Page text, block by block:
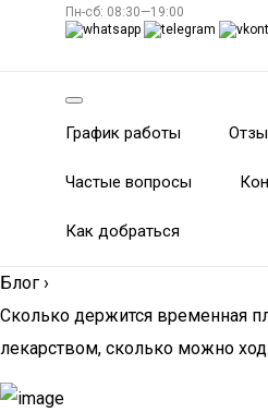
Пн-сб: 08:30—19:00
График работы
Частые вопросы
Как добраться
Блог ›
Сколько держится временная
лекарством, сколько можно